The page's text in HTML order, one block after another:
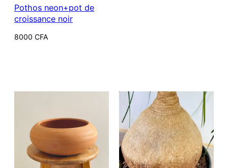
Pothos neon+pot de
croissance noir
8000 CFA